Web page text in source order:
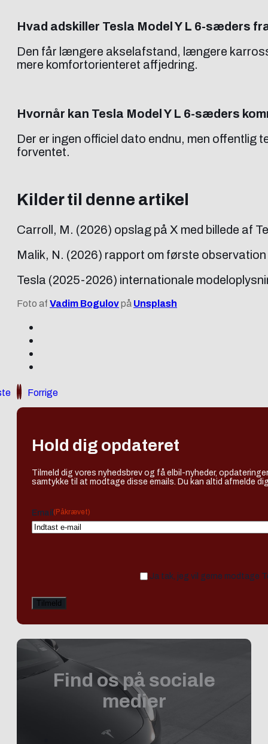
Hvad adskiller Tesla Model Y L 6-sæders
Den får længere akselafstand, længere
mere komfortorienteret affjedring.
Hvornår kan Tesla Model Y L 6-sæders
Der er ingen officiel dato endnu, men offentlig
forventet.
Kilder til denne artikel
Carroll, M. (2026) opslag på X med billede af
Malik, N. (2026) rapport om første
Tesla (2025-2026) internationale
Foto af Vadim Bogulovpå Unsplash
Forrige
Hold dig opdateret
Tilmeld dig vores nyhedsbrev og få elbil-nyheder,
samtykke til at modtage disse emails. Du kan altid afmelde
Email (Påkrævet)
Ja tak, jeg vil gerne modtage
Find os på sociale
medier